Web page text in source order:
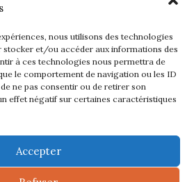
nous utilisons des technologies
stocker et/ou accéder aux informations des
à ces technologies nous permettra de
le comportement de navigation ou les ID
ne pas consentir ou de retirer son
effet négatif sur certaines caractéristiques
Accepter
ZU BLOG
ENSEIGNANTES DU SAINT